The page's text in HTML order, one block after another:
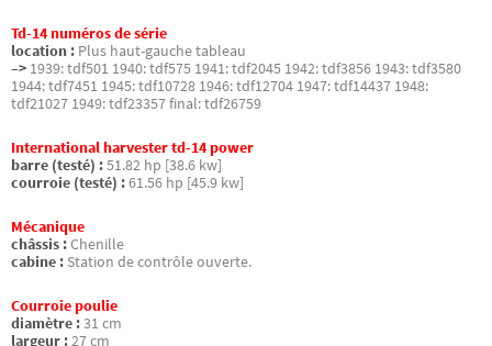
Td-14 numéros de série
location : Plus haut-gauche tableau
–> 1939: tdf501 1940: tdf575 1941: tdf2045 1942: tdf3856 1943: tdf3580
1944: tdf7451 1945: tdf10728 1946: tdf12704 1947: tdf14437 1948:
tdf21027 1949: tdf23357 final: tdf26759
International harvester td-14 power
barre (testé) :51.82 hp [38.6 kw]
courroie (testé) :61.56 hp [45.9 kw]
Mécanique
châssis :Chenille
cabine : Station de contrôle ouverte.
Courroie poulie
diamètre :31 cm
largeur :27 cm